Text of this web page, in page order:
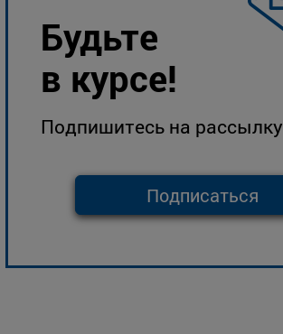
Будьте
в курсе!
Подпишитесь на рассылку
Подписаться